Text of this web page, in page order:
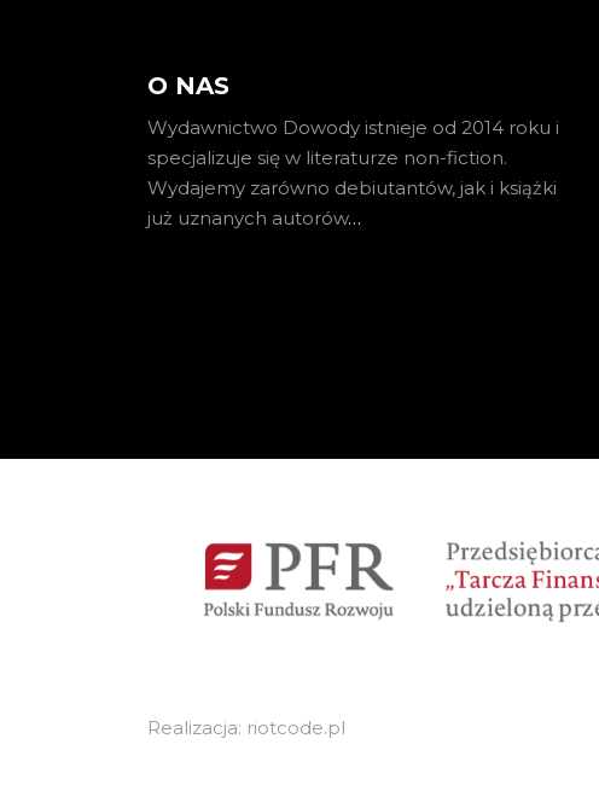
O NAS
Wydawnictwo Dowody istnieje od 2014 roku i
specjalizuje się w literaturze non-fiction.
Wydajemy zarówno debiutantów, jak i książki
już uznanych autorów…
Realizacja: riotcode.pl